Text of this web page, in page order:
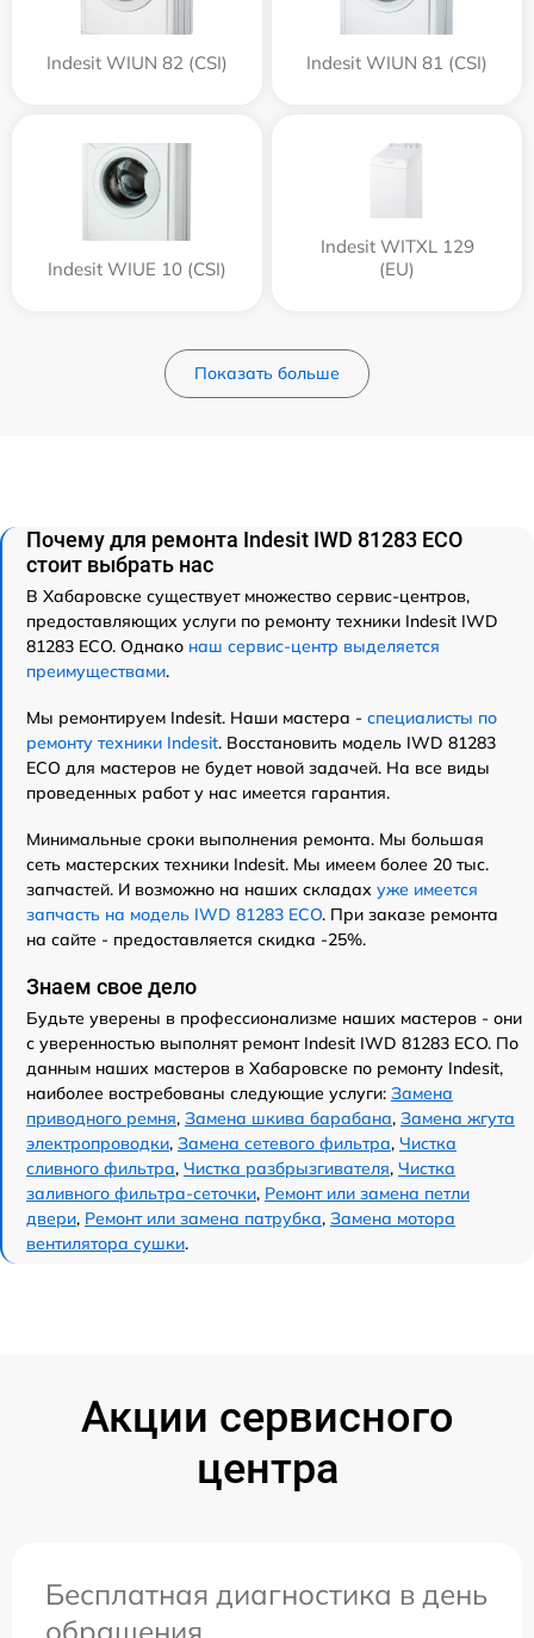
Indesit WIUN 82 (CSI) Indesit WIUN 81 (CSI)
Indesit WIUE 10 (CSI)
Indesit WITXL 129
(EU)
Показать больше
Почему для ремонта Indesit IWD 81283 ECO
стоит выбрать нас
В Хабаровске существует множество сервис-центров,
предоставляющих услуги по ремонту техники Indesit IWD
81283 ECO. Однако наш сервис-центр выделяется
преимуществами.
Мы ремонтируем Indesit. Наши мастера - специалисты по
ремонту техники Indesit. Восстановить модель IWD 81283
ECO для мастеров не будет новой задачей. На все виды
проведенных работ у нас имеется гарантия.
Минимальные сроки выполнения ремонта. Мы большая
сеть мастерских техники Indesit. Мы имеем более 20 тыс.
запчастей. И возможно на наших складах уже имеется
запчасть на модель IWD 81283 ECO. При заказе ремонта
на сайте - предоставляется скидка -25%.
Знаем свое дело
Будьте уверены в профессионализме наших мастеров - они
с уверенностью выполнят ремонт Indesit IWD 81283 ECO. По
данным наших мастеров в Хабаровске по ремонту Indesit,
наиболее востребованы следующие услуги: Замена
приводного ремня, Замена шкива барабана, Замена жгута
электропроводки, Замена сетевого фильтра, Чистка
сливного фильтра, Чистка разбрызгивателя, Чистка
заливного фильтра-сеточки, Ремонт или замена петли
двери, Ремонт или замена патрубка, Замена мотора
вентилятора сушки.
Акции сервисного
центра
Бесплатная диагностика в день
обращения